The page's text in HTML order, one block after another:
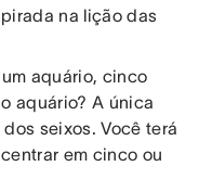
na lição das
aquário, cinco
aquário? A única
seixos. Você terá
em cinco ou